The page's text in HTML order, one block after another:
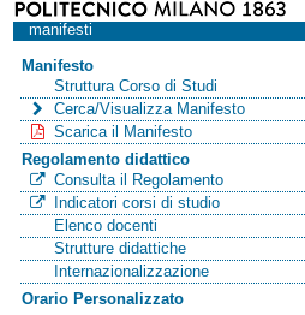
manifesti
Manifesto
Struttura Corso di Studi
Cerca/Visualizza Manifesto
Scarica il Manifesto
Regolamento didattico
Consulta il Regolamento
Indicatori corsi di studio
Elenco docenti
Strutture didattiche
Internazionalizzazione
Orario Personalizzato